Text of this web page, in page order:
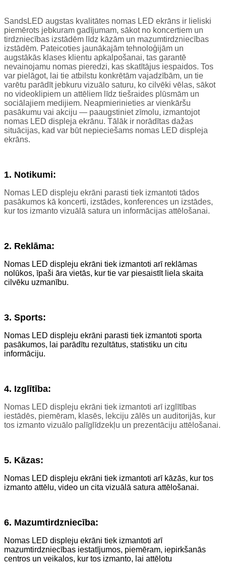
SandsLED augstas kvalitātes nomas LED ekrāns ir lieliski
piemērots jebkuram gadījumam, sākot no koncertiem un
tirdzniecības izstādēm līdz kāzām un mazumtirdzniecības
izstādēm. Pateicoties jaunākajām tehnoloģijām un
augstākās klases klientu apkalpošanai, tas garantē
nevainojamu nomas pieredzi, kas skatītājus iespaidos. Tos
var pielāgot, lai tie atbilstu konkrētām vajadzībām, un tie
varētu parādīt jebkuru vizuālo saturu, ko cilvēki vēlas, sākot
no videoklipiem un attēliem līdz tiešraides plūsmām un
sociālajiem medijiem. Neapmierinieties ar vienkāršu
pasākumu vai akciju — paaugstiniet zīmolu, izmantojot
nomas LED displeja ekrānu. Tālāk ir norādītas dažas
situācijas, kad var būt nepieciešams nomas LED displeja
ekrāns.
1. Notikumi:
Nomas LED displeju ekrāni parasti tiek izmantoti tādos
pasākumos kā koncerti, izstādes, konferences un izstādes,
kur tos izmanto vizuālā satura un informācijas attēlošanai.
2. Reklāma:
Nomas LED displeju ekrāni tiek izmantoti arī reklāmas
nolūkos, īpaši āra vietās, kur tie var piesaistīt liela skaita
cilvēku uzmanību.
3. Sports:
Nomas LED displeju ekrāni parasti tiek izmantoti sporta
pasākumos, lai parādītu rezultātus, statistiku un citu
informāciju.
4. Izglītība:
Nomas LED displeju ekrāni tiek izmantoti arī izglītības
iestādēs, piemēram, klasēs, lekciju zālēs un auditorijās, kur
tos izmanto vizuālo palīglīdzekļu un prezentāciju attēlošanai.
5. Kāzas:
Nomas LED displeju ekrāni tiek izmantoti arī kāzās, kur tos
izmanto attēlu, video un cita vizuālā satura attēlošanai.
6. Mazumtirdzniecība:
Nomas LED displeju ekrāni tiek izmantoti arī
mazumtirdzniecības iestatījumos, piemēram, iepirkšanās
centros un veikalos, kur tos izmanto, lai attēlotu